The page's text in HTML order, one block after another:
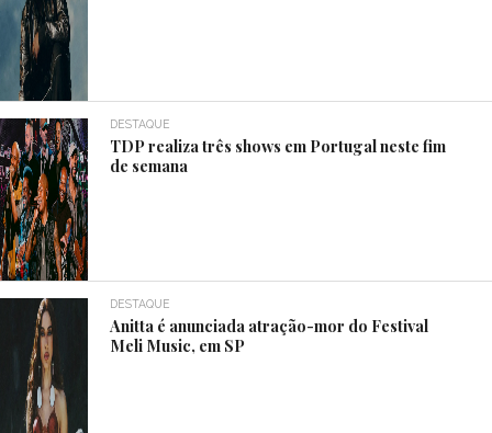
DESTAQUE
TDP realiza três shows em Portugal neste fim
de semana
DESTAQUE
Anitta é anunciada atração-mor do Festival
Meli Music, em SP